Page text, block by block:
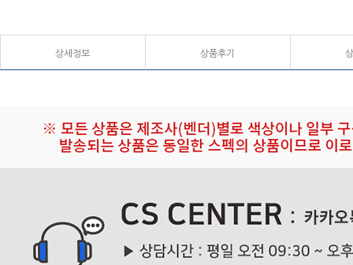
상세정보 상품후기